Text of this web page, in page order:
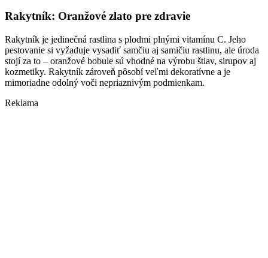
Rakytník: Oranžové zlato pre zdravie
Rakytník je jedinečná rastlina s plodmi plnými vitamínu C. Jeho
pestovanie si vyžaduje vysadiť samčiu aj samičiu rastlinu, ale úroda
stojí za to – oranžové bobule sú vhodné na výrobu štiav, sirupov aj
kozmetiky. Rakytník zároveň pôsobí veľmi dekoratívne a je
mimoriadne odolný voči nepriaznivým podmienkam.
Reklama